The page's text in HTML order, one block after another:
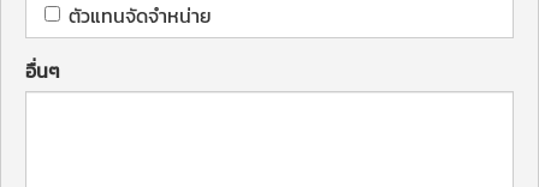
ตัวแทนจัดจำหน่าย
อื่นๆ